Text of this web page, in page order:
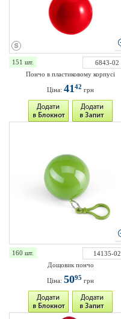
151 шт.
6843-02
Пончо в пластиковому корпусі
Ціна: 4142 грн
160 шт.
14135-02
Дощовик пончо
Ціна: 5095 грн